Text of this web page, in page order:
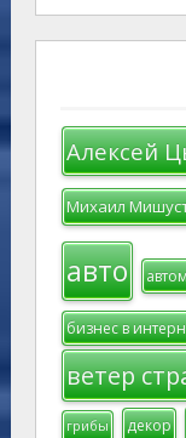
Алексей
Михаил
авто
бизнес в
ветер
грибы декор